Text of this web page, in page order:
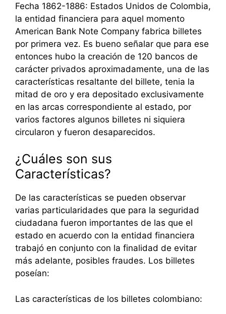
Fecha 1862-1886: Estados Unidos de Colombia,
la entidad financiera para aquel momento
American Bank Note Company fabrica billetes
por primera vez. Es bueno señalar que para ese
entonces hubo la creación de 120 bancos de
carácter privados aproximadamente, una de las
características resaltante del billete, tenia la
mitad de oro y era depositado exclusivamente
en las arcas correspondiente al estado, por
varios factores algunos billetes ni siquiera
circularon y fueron desaparecidos.
¿Cuáles son sus
Características?
De las características se pueden observar
varias particularidades que para la seguridad
ciudadana fueron importantes de las que el
estado en acuerdo con la entidad financiera
trabajó en conjunto con la finalidad de evitar
más adelante, posibles fraudes. Los billetes
poseían:
Las características de los billetes colombiano: